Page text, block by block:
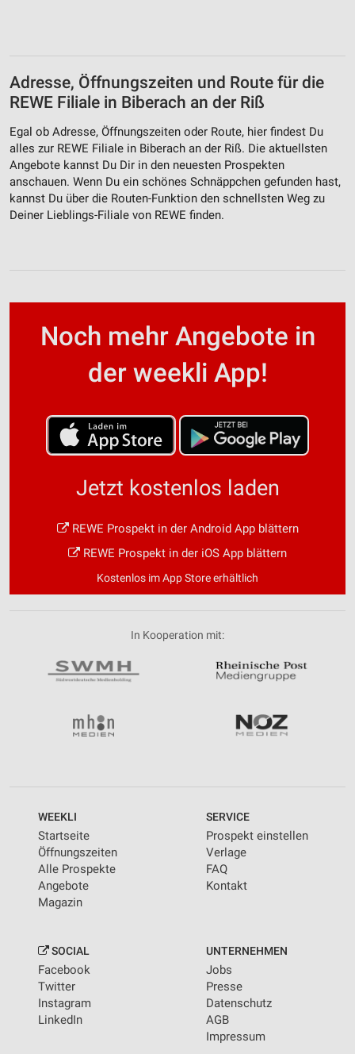
Adresse, Öffnungszeiten und Route für die
REWE Filiale in Biberach an der Riß
Egal ob Adresse, Öffnungszeiten oder Route, hier findest Du
alles zur REWE Filiale in Biberach an der Riß. Die aktuellsten
Angebote kannst Du Dir in den neuesten Prospekten
anschauen. Wenn Du ein schönes Schnäppchen gefunden hast,
kannst Du über die Routen-Funktion den schnellsten Weg zu
Deiner Lieblings-Filiale von REWE finden.
Noch mehr Angebote in
der weekli App!
Jetzt kostenlos laden
REWE Prospekt in der Android App blättern
REWE Prospekt in der iOS App blättern
Kostenlos im App Store erhältlich
In Kooperation mit:
WEEKLI
Startseite
Öffnungszeiten
Alle Prospekte
Angebote
Magazin
SERVICE
Prospekt einstellen
Verlage
FAQ
Kontakt
SOCIAL
Facebook
Twitter
Instagram
LinkedIn
UNTERNEHMEN
Jobs
Presse
Datenschutz
AGB
Impressum